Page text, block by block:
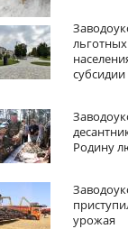
субсидии
Родину
урожая